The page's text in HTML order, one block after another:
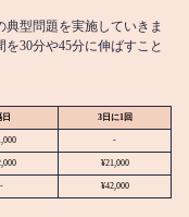
型問題を実施していきま
30分や45分に伸ばすこと
日 3日に1回
-
¥21,000
- ¥42,000